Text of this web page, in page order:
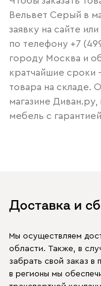
Вельвет Серый в
заявку на сайте
по телефону +7
городу Москва и
кратчайшие сроки
товара на складе.
магазине
мебель с
Доставка и
Мы осуществляем
области. Также, в
забрать свой заказ в
в регионы мы